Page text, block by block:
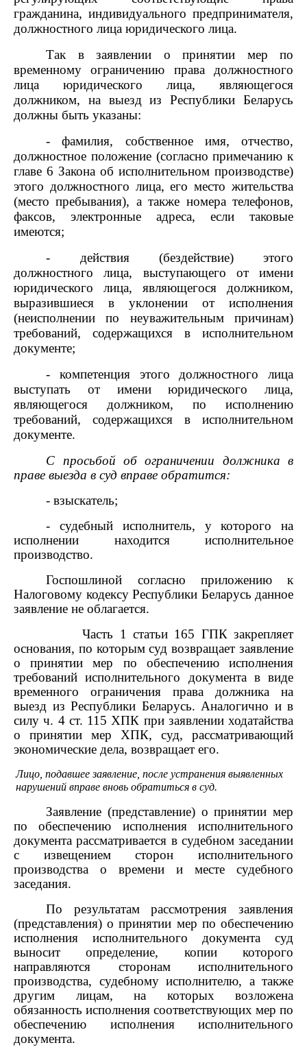
гражданина, индивидуального предпринимателя,
должностного лица юридического лица.
Так в заявлении о принятии мер по
временному ограничению права должностного
лица юридического лица, являющегося
должником, на выезд из Республики Беларусь
должны быть указаны:
- фамилия, собственное имя, отчество,
должностное положение (согласно примечанию к
главе 6 Закона об исполнительном производстве)
этого должностного лица, его место жительства
(место пребывания), а также номера телефонов,
факсов, электронные адреса, если таковые
имеются;
- действия (бездействие) этого
должностного лица, выступающего от имени
юридического лица, являющегося должником,
выразившиеся в уклонении от исполнения
(неисполнении по неуважительным причинам)
требований, содержащихся в исполнительном
документе;
- компетенция этого должностного лица
выступать от имени юридического лица,
являющегося должником, по исполнению
требований, содержащихся в исполнительном
документе.
С просьбой об ограничении должника в
праве выезда в суд вправе обратится:
- взыскатель;
- судебный исполнитель, у которого на
исполнении находится исполнительное
производство.
Госпошлиной согласно приложению к
Налоговому кодексу Республики Беларусь данное
заявление не облагается.
Часть 1 статьи 165 ГПК закрепляет
основания, по которым суд возвращает заявление
о принятии мер по обеспечению исполнения
требований исполнительного документа в виде
временного ограничения права должника на
выезд из Республики Беларусь. Аналогично и в
силу ч. 4 ст. 115 ХПК при заявлении ходатайства
о принятии мер ХПК, суд, рассматривающий
экономические дела, возвращает его.
Лицо, подавшее заявление, после устранения выявленных
нарушений вправе вновь обратиться в суд.
Заявление (представление) о принятии мер
по обеспечению исполнения исполнительного
документа рассматривается в судебном заседании
с извещением сторон исполнительного
производства о времени и месте судебного
заседания.
По результатам рассмотрения заявления
(представления) о принятии мер по обеспечению
исполнения исполнительного документа суд
выносит определение, копии которого
направляются сторонам исполнительного
производства, судебному исполнителю, а также
другим лицам, на которых возложена
обязанность исполнения соответствующих мер по
обеспечению исполнения исполнительного
документа.